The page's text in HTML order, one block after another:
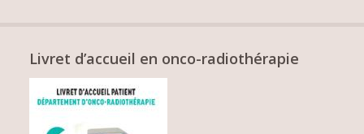
Livret d’accueil en onco-radiothérapie